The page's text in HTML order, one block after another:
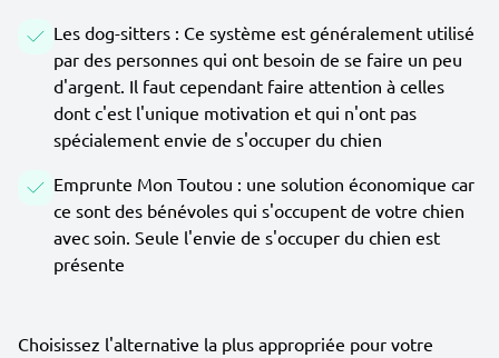
Les dog-sitters : Ce système est généralement utilisé
par des personnes qui ont besoin de se faire un peu
d'argent. Il faut cependant faire attention à celles
dont c'est l'unique motivation et qui n'ont pas
spécialement envie de s'occuper du chien
Emprunte Mon Toutou : une solution économique car
ce sont des bénévoles qui s'occupent de votre chien
avec soin. Seule l'envie de s'occuper du chien est
présente
Choisissez l'alternative la plus appropriée pour votre